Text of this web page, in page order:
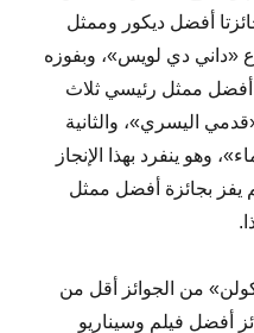
أفضل ديكور وممثل
«داني دي لويس»، وبفوزه
أفضل ممثل رئيسي ثلاث
اليسري»، والثانية
وهو ينفرد بهذا الإنجاز
يفز بجائزة أفضل ممثل
من الجوائز أقل من
أفضل فيلم وسيناريو